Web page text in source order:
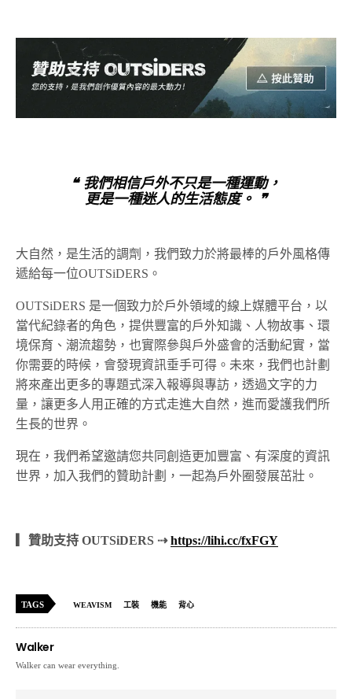
❝ 我們相信戶外不只是一種運動，
更是一種迷人的生活態度。 ❞
大自然，是生活的調劑，我們致力於將最棒的戶外風格傳
遞給每一位OUTSiDERS。
OUTSiDERS 是一個致力於戶外領域的線上媒體平台，以
當代紀錄者的角色，提供豐富的戶外知識、人物故事、環
境保育、潮流趨勢，也實際參與戶外盛會的活動紀實，當
你需要的時候，會發現資訊垂手可得。未來，我們也計劃
將來產出更多的專題式深入報導與專訪，透過文字的力
量，讓更多人用正確的方式走進大自然，進而愛護我們所
生長的世界。
現在，我們希望邀請您共同創造更加豐富、有深度的資訊
世界，加入我們的贊助計劃，一起為戶外圈發展茁壯。
▎贊助支持 OUTSiDERS ⇢https://lihi.cc/fxFGY
TAGS WEAVISM 工裝 機能 背心
Walker
Walker can wear everything.